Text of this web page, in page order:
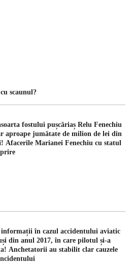
scaunul?
fostului pușcăriaș Relu Fenechiu
aproape jumătate de milion de lei din
Afacerile Marianei Fenechiu cu statul
în cazul accidentului aviatic
din anul 2017, în care pilotul și-a
Anchetatorii au stabilit clar cauzele